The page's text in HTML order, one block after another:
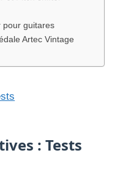
et Pitch shifter
pour guitares
Artec Vintage
: Tests